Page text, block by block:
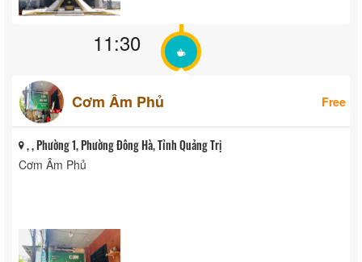
11:30
Cơm Âm Phủ Free
, , Phường 1, Phường Đông Hà, Tỉnh Quảng Trị
Cơm Âm Phủ